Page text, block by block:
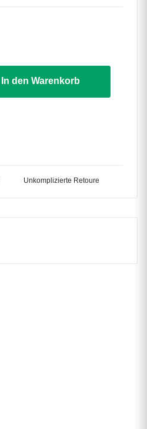
In den Warenkorb
Unkomplizierte Retoure